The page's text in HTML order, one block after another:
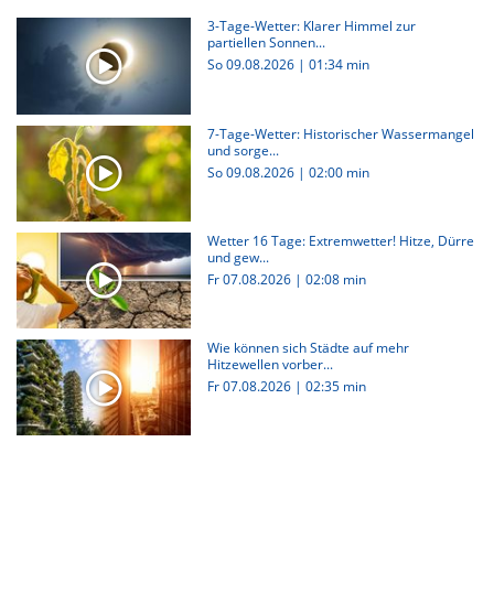
3-Tage-Wetter: Klarer Himmel zur
partiellen Sonnen...
So 09.08.2026 | 01:34 min
7-Tage-Wetter: Historischer Wassermangel
und sorge...
So 09.08.2026 | 02:00 min
Wetter 16 Tage: Extremwetter! Hitze, Dürre
und gew...
Fr 07.08.2026 | 02:08 min
Wie können sich Städte auf mehr
Hitzewellen vorber...
Fr 07.08.2026 | 02:35 min